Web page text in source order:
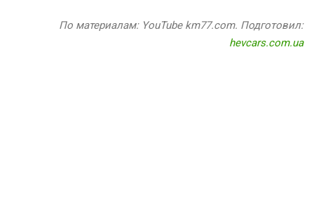
По материалам: YouTube km77.com. Подготовил:
hevcars.com.ua